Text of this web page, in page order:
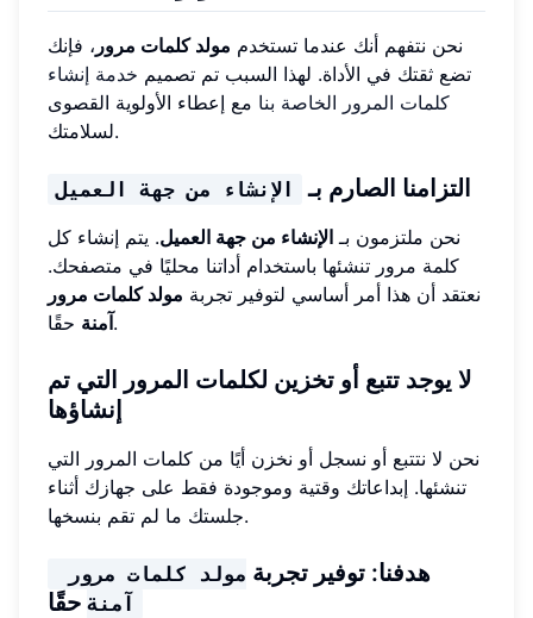
نحن نتفهم أنك عندما تستخدم مولد كلمات مرور ، فإنك
تضع ثقتك في الأداة. لهذا السبب تم تصميم خدمة إنشاء
كلمات المرور الخاصة بنا مع إعطاء الأولوية القصوى
لسلامتك.
التزامنا الصارم بـ
الإنشاء من جهة العميل
نحن ملتزمون بـ الإنشاء من جهة العميل. يتم إنشاء كل
كلمة مرور تنشئها باستخدام أداتنا محليًا في متصفحك.
نعتقد أن هذا أمر أساسي لتوفير تجربة مولد كلمات مرور
آمنةحقًا.
لا يوجد تتبع أو تخزين لكلمات المرور التي تم
إنشاؤها
نحن لا نتتبع أو نسجل أو نخزن أيًا من كلمات المرور التي
تنشئها. إبداعاتك وقتية وموجودة فقط على جهازك أثناء
جلستك ما لم تقم بنسخها.
هدفنا: توفير تجربة مولد كلمات مرور
آمنة حقًا